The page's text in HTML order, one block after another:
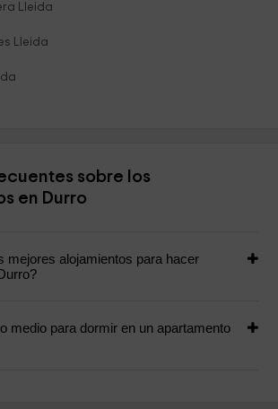
Lleida
Lleida
sobre los
en Durro
mejores alojamientos para hacer
medio para dormir en un apartamento